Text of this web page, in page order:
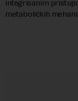
integrisanim
metaboličkih